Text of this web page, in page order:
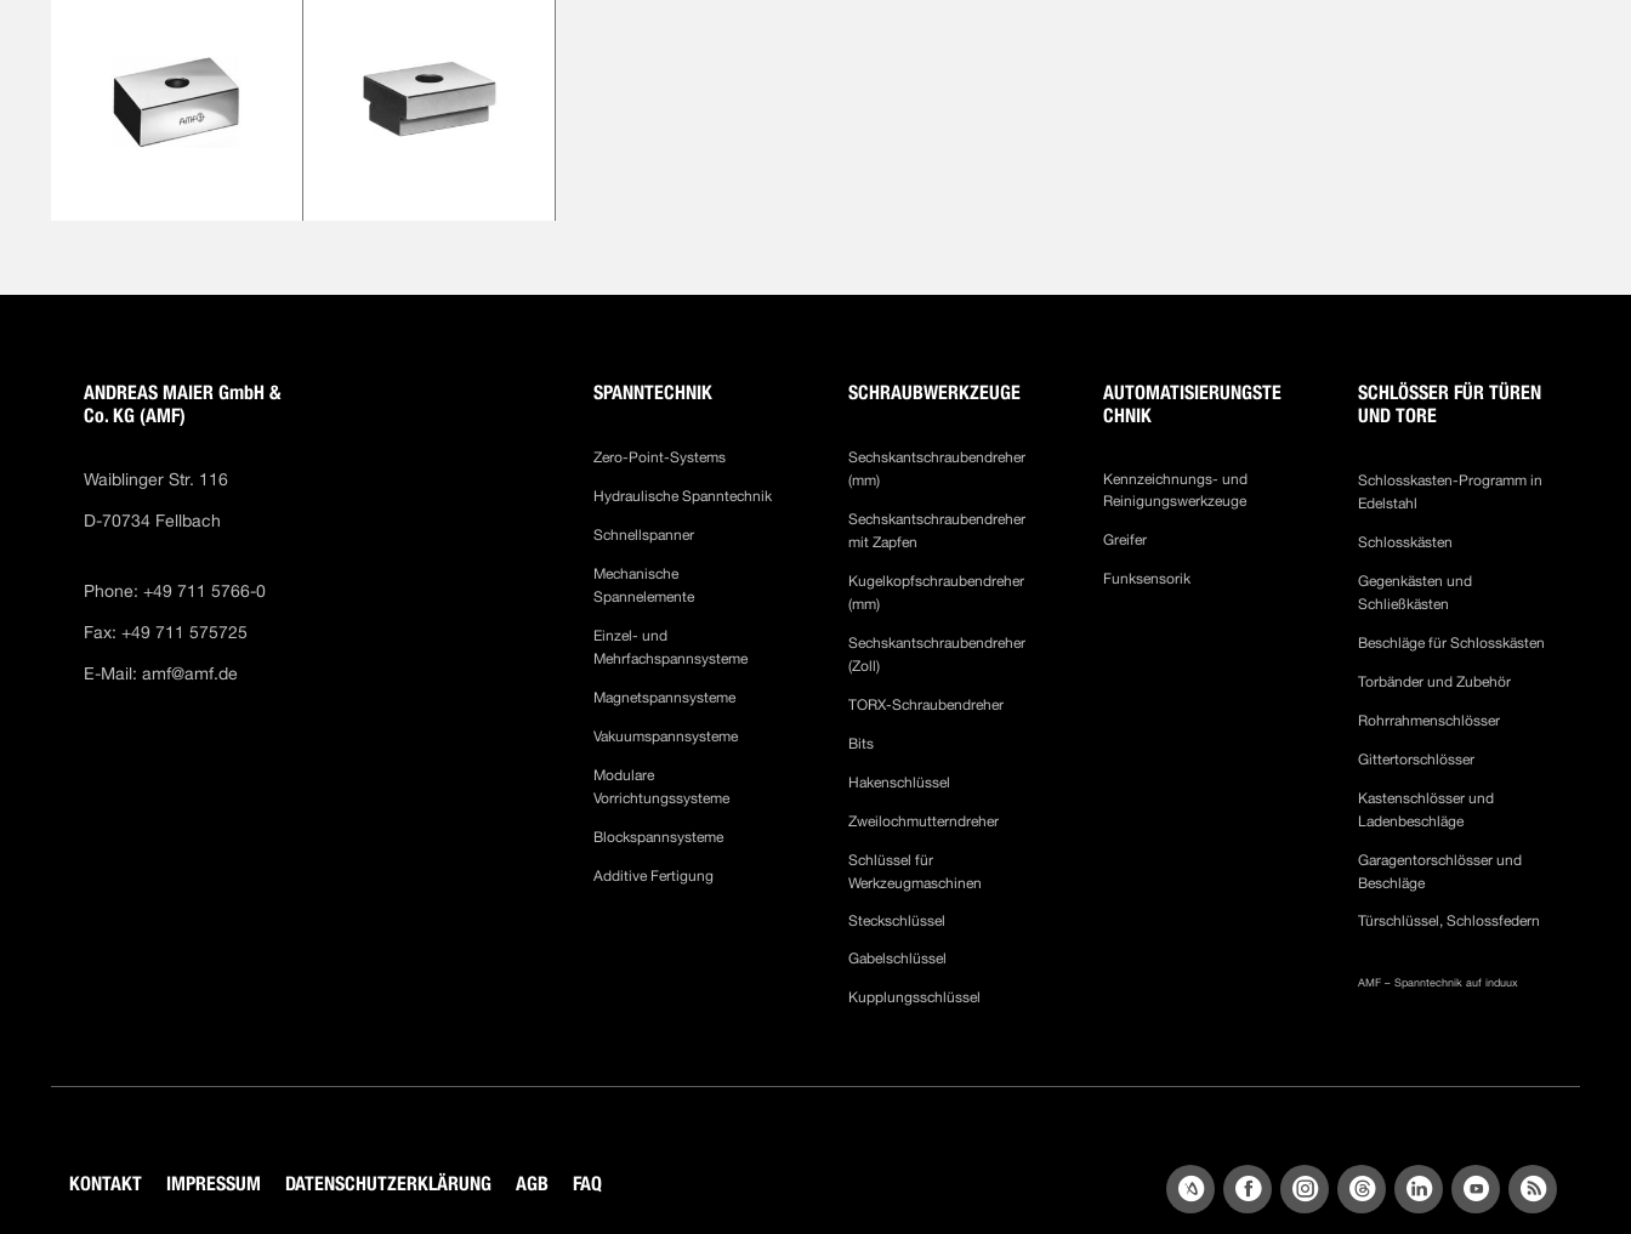
ANDREAS MAIER GmbH &
Co. KG (AMF)
Waiblinger Str. 116
D-70734 Fellbach
Phone: +49 711 5766-0
Fax: +49 711 575725
E-Mail:amf@amf.de
SPANNTECHNIK
Zero-Point-Systems
Hydraulische Spanntechnik
Schnellspanner
Mechanische
Spannelemente
Einzel- und
Mehrfachspannsysteme
Magnetspannsysteme
Vakuumspannsysteme
Modulare
Vorrichtungssysteme
Blockspannsysteme
Additive Fertigung
SCHRAUBWERKZEUGE
Sechskantschraubendreher
(mm)
Sechskantschraubendreher
mit Zapfen
Kugelkopfschraubendreher
(mm)
Sechskantschraubendreher
(Zoll)
TORX-Schraubendreher
Bits
Hakenschlüssel
Zweilochmutterndreher
Schlüssel für
Werkzeugmaschinen
Steckschlüssel
Gabelschlüssel
Kupplungsschlüssel
AUTOMATISIERUNGSTE
CHNIK
Kennzeichnungs- und
Reinigungswerkzeuge
Greifer
Funksensorik
SCHLÖSSER FÜR TÜREN
UND TORE
Schlosskasten-Programm in
Edelstahl
Schlosskästen
Gegenkästen und
Schließkästen
Beschläge für Schlosskästen
Torbänder und Zubehör
Rohrrahmenschlösser
Gittertorschlösser
Kastenschlösser und
Ladenbeschläge
Garagentorschlösser und
Beschläge
Türschlüssel, Schlossfedern
AMF – Spanntechnik auf induux
KONTAKT IMPRESSUM DATENSCHUTZERKLÄRUNG AGB FAQ